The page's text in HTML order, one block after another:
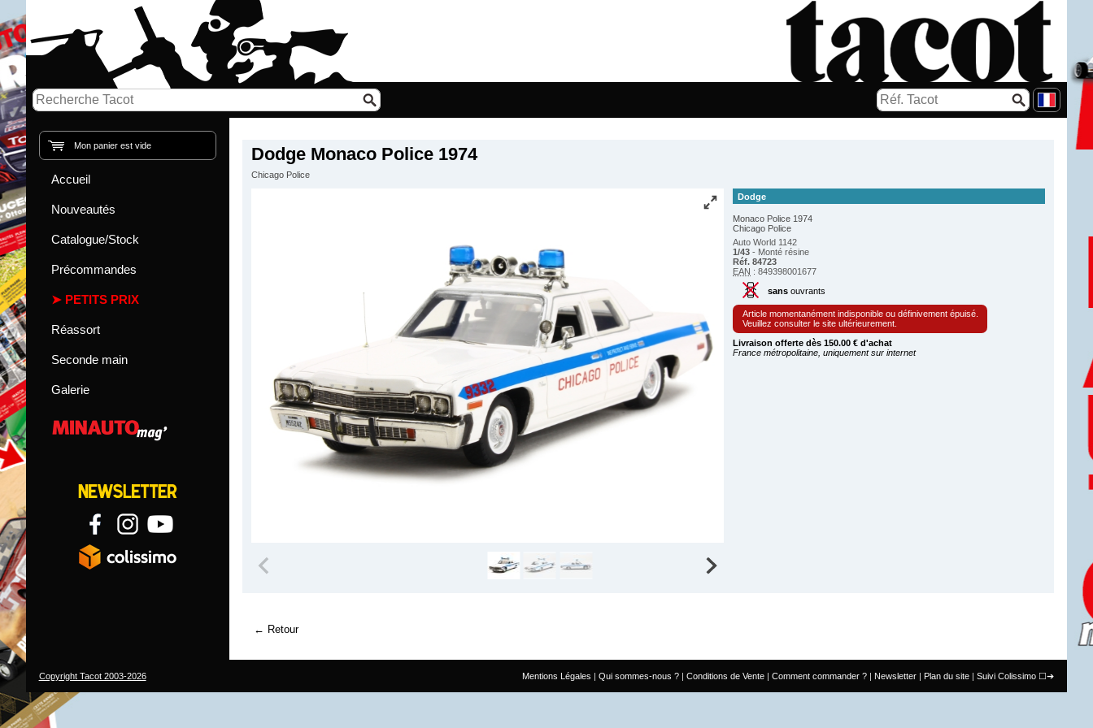
Dodge Monaco Police 1974
Chicago Police
Dodge
Monaco Police 1974
Chicago Police
Auto World 1142
1/43 - Monté résine
Réf. 84723
EAN : 849398001677
sansouvrants
Article momentanément indisponible ou définivement épuisé.
Veuillez consulter le site ultérieurement.
Livraison offerte dès 150.00 € d'achat
France métropolitaine, uniquement sur internet
Retour
Mon panier est vide
Accueil
Nouveautés
Catalogue/Stock
Précommandes
PETITS PRIX
Réassort
Seconde main
Galerie
Mentions Légales Qui sommes-nous ? Conditions de Vente Comment commander ? Newsletter Plan du site Suivi Colissimo
Copyright Tacot 2003-2026